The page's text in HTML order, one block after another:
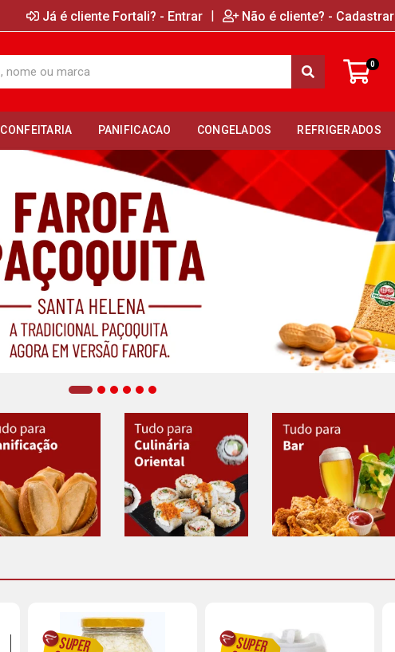
Já é cliente Fortali? - Entrar | Não é cliente? - Cadastrar
0
CONFEITARIA PANIFICACAO CONGELADOS REFRIGERADOS